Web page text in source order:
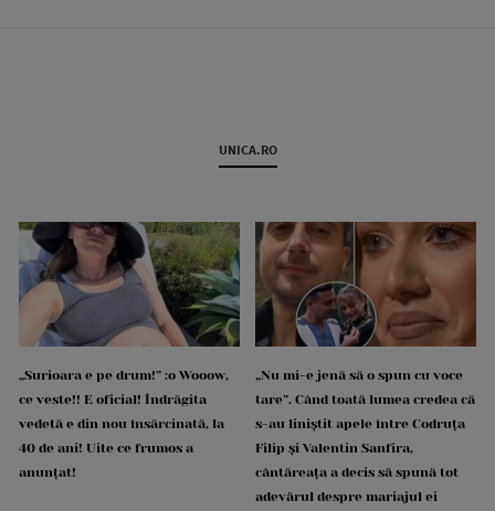
UNICA.RO
„Surioara e pe drum!” :o Wooow,
ce veste!! E oficial! Îndrăgita
vedetă e din nou însărcinată, la
40 de ani! Uite ce frumos a
anunțat!
„Nu mi-e jenă să o spun cu voce
tare”. Când toată lumea credea că
s-au liniștit apele între Codruța
Filip și Valentin Sanfira,
cântăreața a decis să spună tot
adevărul despre mariajul ei